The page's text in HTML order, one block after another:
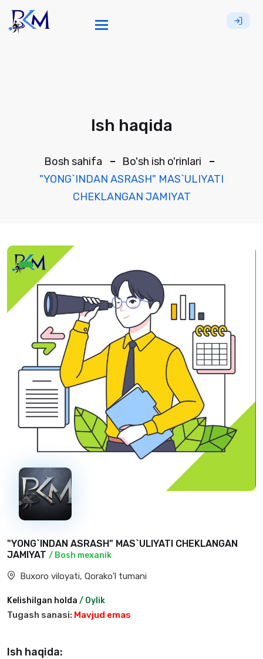
Toggle navigation
Ish haqida
Bosh sahifa
Bo'sh ish o'rinlari
"YONG`INDAN ASRASH" MAS`ULIYATI
CHEKLANGAN JAMIYAT
"YONG`INDAN ASRASH" MAS`ULIYATI CHEKLANGAN
JAMIYAT / Bosh mexanik
Buxoro viloyati, Qorako'l tumani
Kelishilgan holda / Oylik
Tugash sanasi: Mavjud emas
Ish haqida: